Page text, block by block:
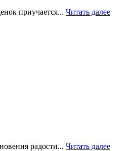
приучается... Читать далее
радости... Читать далее